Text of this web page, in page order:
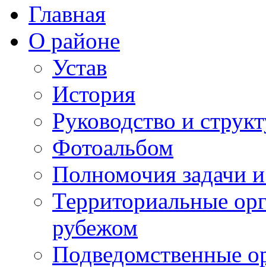
Главная
О районе
Устав
История
Руководство и
Фотоальбом
Полномочия задачи
Территориальные
рубежом
Подведомственные